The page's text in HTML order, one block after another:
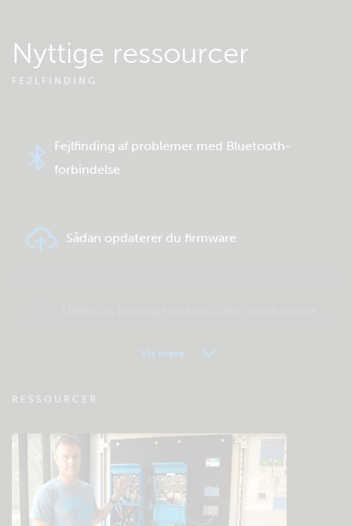
Nyttige ressourcer
FEJLFINDING
Fejlfinding af problemer med Bluetooth-
forbindelse
Sådan opdaterer du firmware
fjernovervågning
Tjek fællesskabets videnbase
Vis mere
RESSOURCER